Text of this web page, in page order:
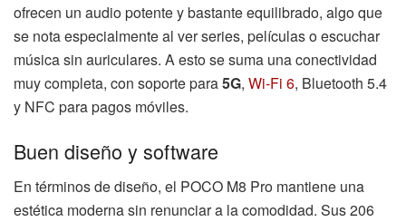
ofrecen un audio potente y bastante equilibrado, algo que
se nota especialmente al ver series, películas o escuchar
música sin auriculares. A esto se suma una conectividad
muy completa, con soporte para5G, Wi-Fi 6, Bluetooth 5.4
y NFC para pagos móviles.
Buen diseño y software
En términos de diseño, el POCO M8 Pro mantiene una
estética moderna sin renunciar a la comodidad. Sus 206